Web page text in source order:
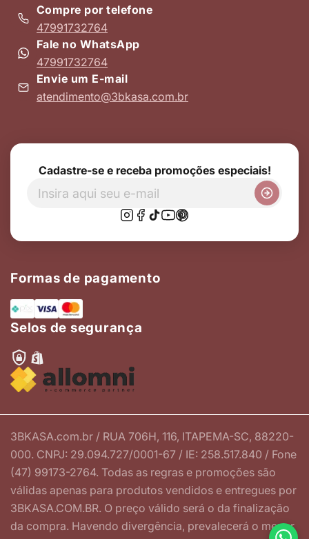
Compre por telefone
47991732764
Fale no WhatsApp
47991732764
Envie um E-mail
atendimento@3bkasa.com.br
Cadastre-se e receba promoções especiais!
Formas de pagamento
Selos de segurança
3BKASA.com.br / RUA 706H, 116, ITAPEMA-SC, 88220-
000. CNPJ: 29.094.727/0001-67 / IE: 258.517.840 / Fone
(47) 99173-2764. Todas as regras e promoções são
válidas apenas para produtos vendidos e entregues por
3BKASA.COM.BR. O preço válido será o da finalização
da compra. Havendo divergência, prevalecerá o menor